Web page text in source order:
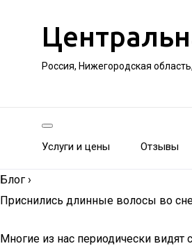
Россия, Нижегородская
Услуги и цены Отзывы
Блог ›
Приснились длинные волосы во
Многие из нас периодически